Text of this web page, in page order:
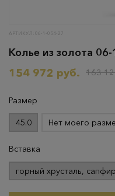
АРТИКУЛ: 06-1-054-27
Колье из золота
154 972 руб.
163
Размер
45.0 Нет моего
Вставка
горный хрусталь,